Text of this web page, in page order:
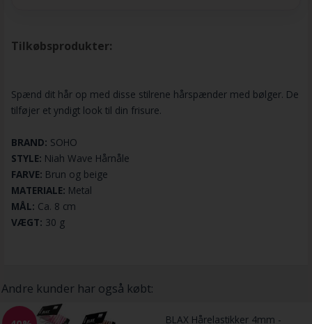
Tilkøbsprodukter:
Spænd dit hår op med disse stilrene hårspænder med bølger. De
tilføjer et yndigt look til din frisure.
BRAND: SOHO
STYLE: Niah Wave Hårnåle
FARVE: Brun og beige
MATERIALE: Metal
MÅL: Ca. 8 cm
VÆGT: 30 g
Andre kunder har også købt:
BLAX Hårelastikker 4mm -